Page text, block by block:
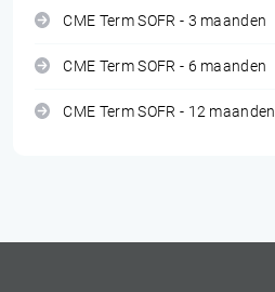
CME Term SOFR - 3 maanden
CME Term SOFR - 6 maanden
CME Term SOFR - 12 maanden